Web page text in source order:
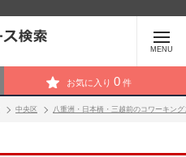
MENU
お気に入り 0 件
中央区 八重洲・日本橋・三越前のコワーキン